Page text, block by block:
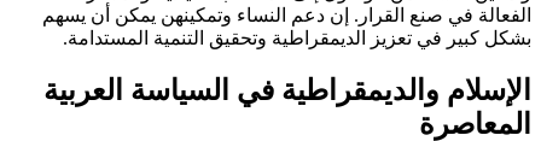
الفعالة في صنع القرار. إن دعم النساء وتمكينهن يمكن أن يسهم
بشكل كبير في تعزيز الديمقراطية وتحقيق التنمية المستدامة.
الإسلام والديمقراطية في السياسة العربية
المعاصرة